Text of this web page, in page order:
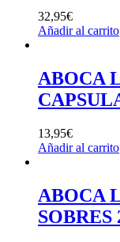
32,95€
Añadir al carrito
ABOCA
13,95€
Añadir al carrito
ABOCA
SOBRES